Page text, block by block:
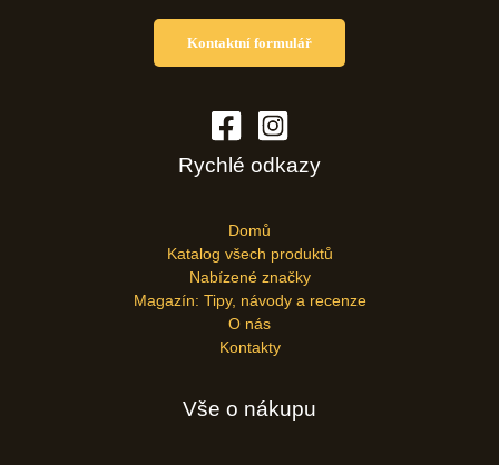
Kontaktní formulář
Rychlé odkazy
Domů
Katalog všech produktů
Nabízené značky
Magazín: Tipy, návody a recenze
O nás
Kontakty
Vše o nákupu